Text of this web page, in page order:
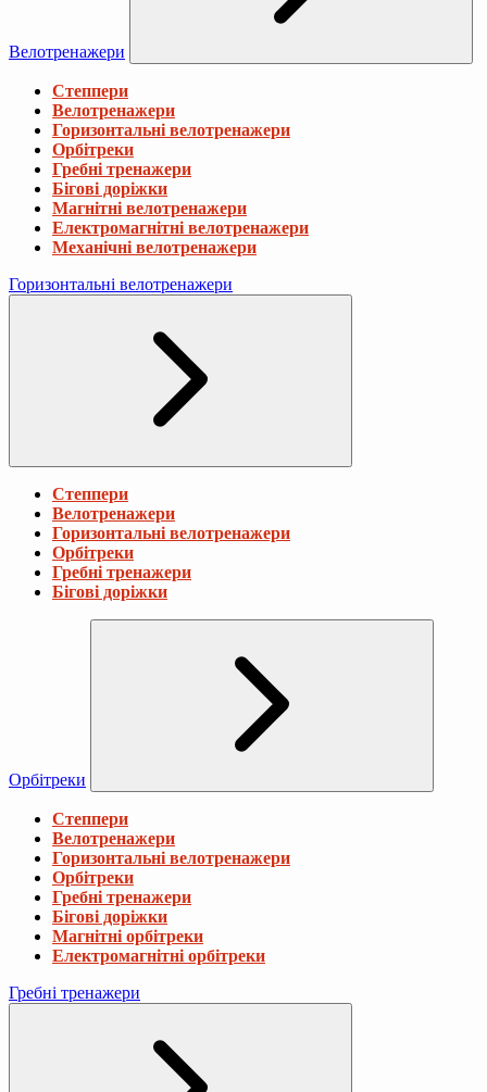
Велотренажери
Степпери
Велотренажери
Горизонтальні велотренажери
Орбітреки
Гребні тренажери
Бігові доріжки
Магнітні велотренажери
Електромагнітні велотренажери
Механічні велотренажери
Горизонтальні велотренажери
Степпери
Велотренажери
Горизонтальні велотренажери
Орбітреки
Гребні тренажери
Бігові доріжки
Орбітреки
Степпери
Велотренажери
Горизонтальні велотренажери
Орбітреки
Гребні тренажери
Бігові доріжки
Магнітні орбітреки
Електромагнітні орбітреки
Гребні тренажери